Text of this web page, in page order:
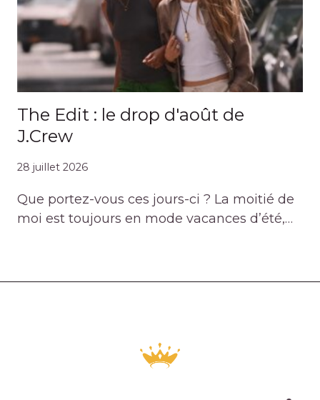
The Edit : le drop d'août de
J.Crew
28 juillet 2026
Que portez-vous ces jours-ci ? La moitié de
moi est toujours en mode vacances d’été,…